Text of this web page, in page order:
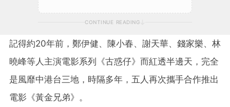
CONTINUE READING
記得約20年前，鄭伊健、陳小春、謝天華、錢家樂、林
曉峰等人主演電影系列《古惑仔》而紅透半邊天，完全
是風靡中港台三地，時隔多年，五人再次攜手合作推出
電影《黃金兄弟》。